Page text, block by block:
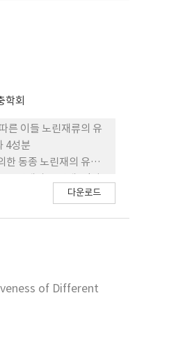
에 따라 포획된 멸강나
을 보이는 것으로 나타
것으로 판단되었다.
발생한 후에 6월중 발
학회
른 이들 노린재류의 유
4성분
동종 노린재의 유인
페로몬(EE)의 함량에
로 높았다.
다운로드
of Different